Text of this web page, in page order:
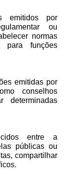
emitidos por
ou
normas
para funções
emitidas por
conselhos
determinadas
entre a
públicas ou
compartilhar